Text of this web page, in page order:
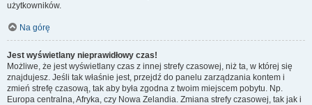
użytkowników.
Na górę
Jest wyświetlany nieprawidłowy czas!
Możliwe, że jest wyświetlany czas z innej strefy czasowej, niż ta, w której się
znajdujesz. Jeśli tak właśnie jest, przejdź do panelu zarządzania kontem i
zmień strefę czasową, tak aby była zgodna z twoim miejscem pobytu. Np.
Europa centralna, Afryka, czy Nowa Zelandia. Zmiana strefy czasowej, tak jak i